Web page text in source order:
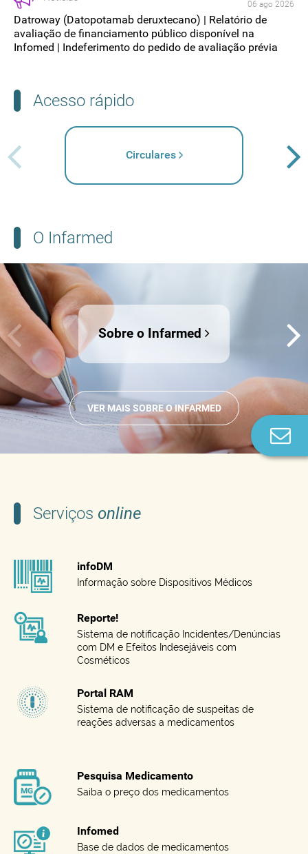
06 ago 2026
Datroway (Datopotamab deruxtecano) | Relatório de
avaliação de financiamento público disponível na
Infomed | Indeferimento do pedido de avaliação prévia
Acesso rápido
Circulares
O Infarmed
Sobre o Infarmed
VER MAIS SOBRE O INFARMED
Serviços online
infoDM
Informação sobre Dispositivos Médicos
Reporte!
Sistema de notificação Incidentes/Denúncias
com DM e Efeitos Indesejáveis com
Cosméticos
Portal RAM
Sistema de notificação de suspeitas de
reações adversas a medicamentos
Pesquisa Medicamento
Saiba o preço dos medicamentos
Infomed
Base de dados de medicamentos